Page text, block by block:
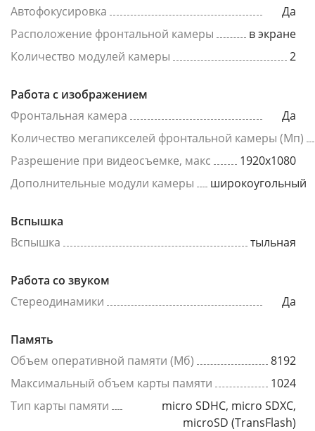
Автофокусировка
Да
Расположение фронтальной камеры
в экране
Количество модулей камеры
2
Работа с изображением
Фронтальная камера
Да
Количество мегапикселей фронтальной камеры (Мп)
Разрешение при видеосъемке, макс
1920x1080
Дополнительные модули камеры
широкоугольный
Вспышка
Вспышка
тыльная
Работа со звуком
Стереодинамики
Да
Память
Объем оперативной памяти (Мб)
8192
Максимальный объем карты памяти
1024
Тип карты памяти
micro SDHC, micro SDXC,
microSD (TransFlash)